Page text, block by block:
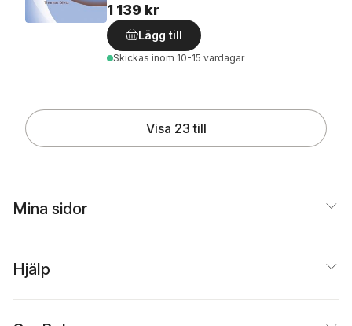
1 139 kr
Lägg till
Skickas inom 10-15 vardagar
Visa 23 till
Mina sidor
Hjälp